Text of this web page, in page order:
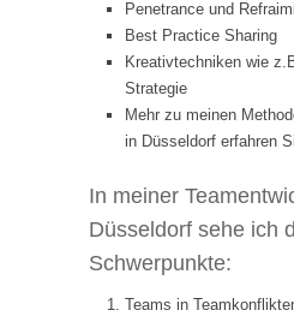
Penetrance und
Best Practice Sharing
Kreativtechniken wie
Strategie
Mehr zu meinen
in Düsseldorf erfahren
In meiner
Düsseldorf sehe ich
Schwerpunkte:
Teams in